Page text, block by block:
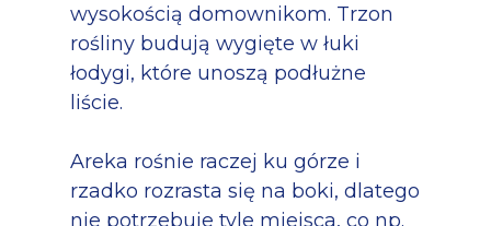
wysokością domownikom. Trzon
rośliny budują wygięte w łuki
łodygi, które unoszą podłużne
liście.
Areka rośnie raczej ku górze i
rzadko rozrasta się na boki, dlatego
nie potrzebuje tyle miejsca, co np.